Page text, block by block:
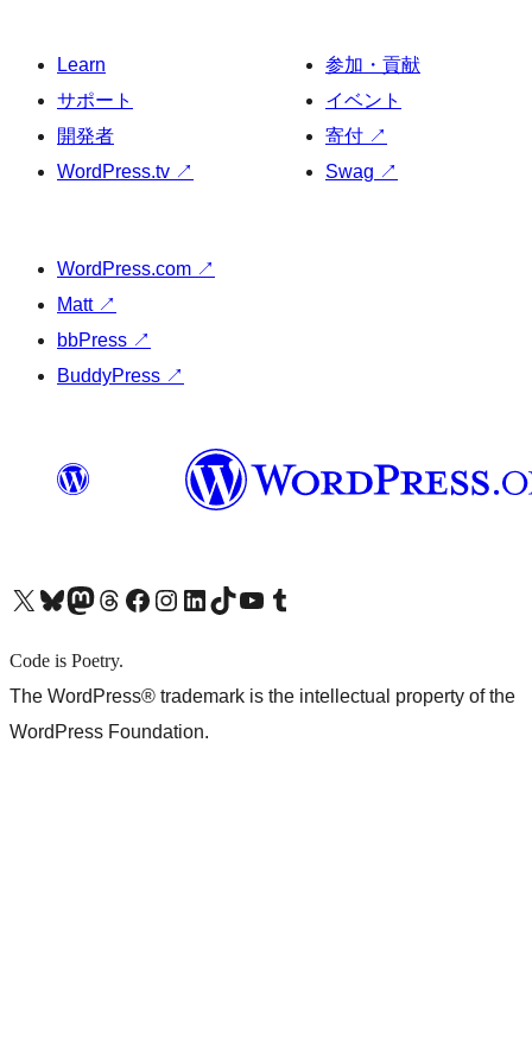
Learn
サポート
開発者
WordPress.tv ↗
参加・貢献
イベント
寄付 ↗
Swag ↗
WordPress.com ↗
Matt ↗
bbPress ↗
BuddyPress ↗
X (旧 Twitter) アカウントへBluesky アカウントへMastodon アカウントへThreads アカウントへ Facebook ページへInstagram アカウントへ LinkedIn アカウントへTikTok アカウントへYouTube チャンネルへ Tumblr アカウントへ
Code is Poetry.
The WordPress® trademark is the intellectual property of the
WordPress Foundation.